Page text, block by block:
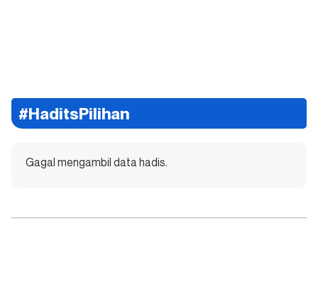
#HaditsPilihan
Gagal mengambil data hadis.